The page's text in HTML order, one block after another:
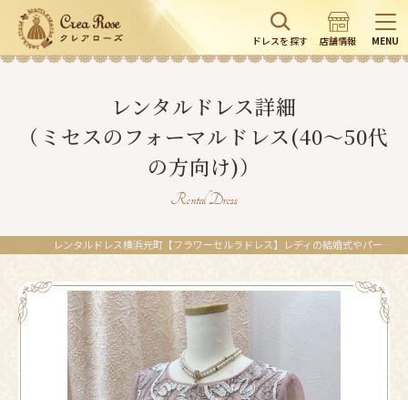
ドレスを探す 店舗情報 MENU
レンタルドレス詳細
（ミセスのフォーマルドレス(40～50代
の方向け)）
Rental Dress
レンタルドレス横浜元町【フラワーセルラドレス】レディの結婚式やパーティーに。